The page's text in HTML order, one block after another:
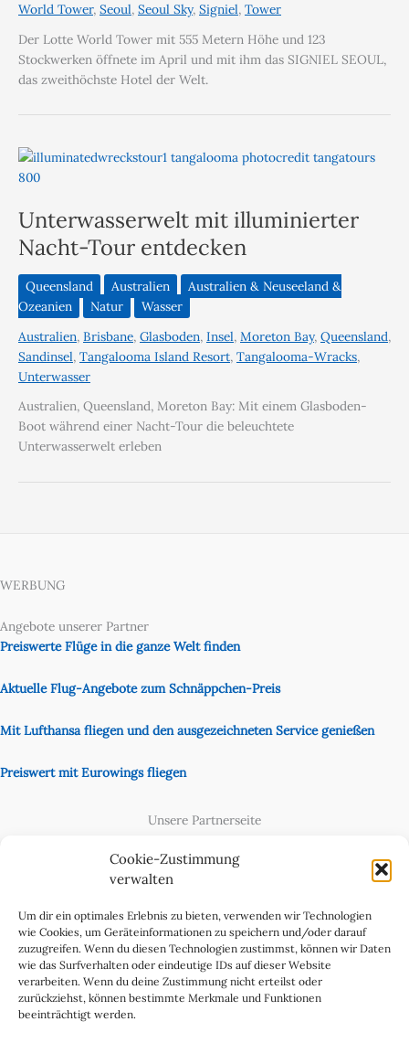
Cookie-Zustimmung
verwalten
Um dir ein optimales Erlebnis zu bieten, verwenden wir Technologien
wie Cookies, um Geräteinformationen zu speichern und/oder darauf
zuzugreifen. Wenn du diesen Technologien zustimmst, können wir Daten
wie das Surfverhalten oder eindeutige IDs auf dieser Website
verarbeiten. Wenn du deine Zustimmung nicht erteilst oder
zurückziehst, können bestimmte Merkmale und Funktionen
beeinträchtigt werden.
World Tower, Seoul, Seoul Sky, Signiel, Tower
Der Lotte World Tower mit 555 Metern Höhe und 123
Stockwerken öffnete im April und mit ihm das SIGNIEL SEOUL,
das zweithöchste Hotel der Welt.
Unterwasserwelt mit illuminierter
Nacht-Tour entdecken
Queensland Australien
Australien & Neuseeland &
Ozeanien
Natur
Wasser
Australien, Brisbane, Glasboden, Insel, Moreton Bay, Queensland,
Sandinsel, Tangalooma Island Resort, Tangalooma-Wracks,
Unterwasser
Australien, Queensland, Moreton Bay: Mit einem Glasboden-
Boot während einer Nacht-Tour die beleuchtete
Unterwasserwelt erleben
WERBUNG
Angebote unserer Partner
Preiswerte Flüge in die ganze Welt finden
Aktuelle Flug-Angebote zum Schnäppchen-Preis
Mit Lufthansa fliegen und den ausgezeichneten Service genießen
Preiswert mit Eurowings fliegen
Unsere Partnerseite